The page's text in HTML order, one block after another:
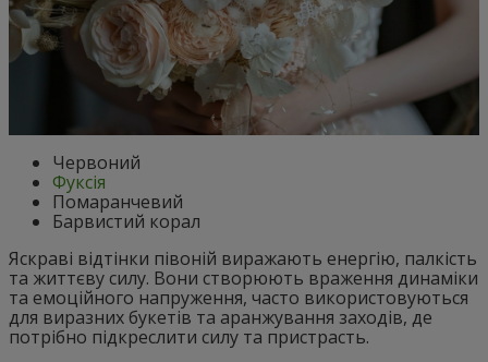
Червоний
Фуксія
Помаранчевий
Барвистий корал
Яскраві відтінки півоній виражають енергію, палкість
та життєву силу. Вони створюють враження динаміки
та емоційного напруження, часто використовуються
для виразних букетів та аранжування заходів, де
потрібно підкреслити силу та пристрасть.